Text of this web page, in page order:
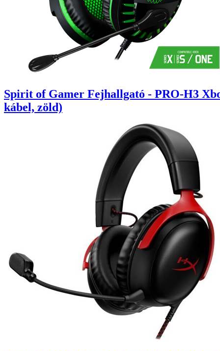
Spirit of Gamer Fejhallgató - PRO-H3
kábel, zöld)